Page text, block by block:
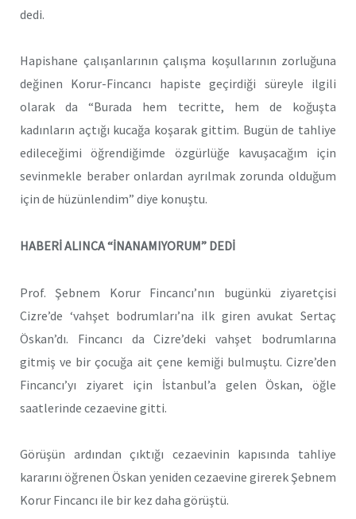
dedi.
Hapishane çalışanlarının çalışma koşullarının zorluğuna
değinen Korur-Fincancı hapiste geçirdiği süreyle ilgili
olarak da “Burada hem tecritte, hem de koğuşta
kadınların açtığı kucağa koşarak gittim. Bugün de tahliye
edileceğimi öğrendiğimde özgürlüğe kavuşacağım için
sevinmekle beraber onlardan ayrılmak zorunda olduğum
için de hüzünlendim” diye konuştu.
HABERİ ALINCA “İNANAMIYORUM” DEDİ
Prof. Şebnem Korur Fincancı’nın bugünkü ziyaretçisi
Cizre’de ‘vahşet bodrumları’na ilk giren avukat Sertaç
Öskan’dı. Fincancı da Cizre’deki vahşet bodrumlarına
gitmiş ve bir çocuğa ait çene kemiği bulmuştu. Cizre’den
Fincancı’yı ziyaret için İstanbul’a gelen Öskan, öğle
saatlerinde cezaevine gitti.
Görüşün ardından çıktığı cezaevinin kapısında tahliye
kararını öğrenen Öskan yeniden cezaevine girerek Şebnem
Korur Fincancı ile bir kez daha görüştü.